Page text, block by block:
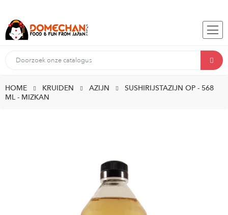
HOME KRUIDEN AZIJN
SUSHIRIJSTAZIJN OP - 568
ML - MIZKAN